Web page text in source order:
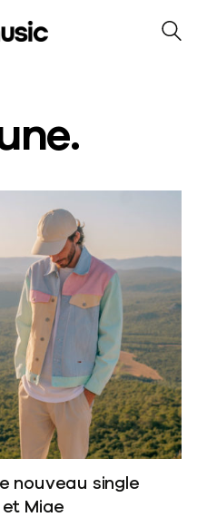
nouveau single
Miae